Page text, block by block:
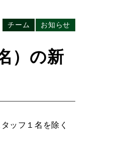
お知らせ
チーム
）の新
ッフ１名を除く